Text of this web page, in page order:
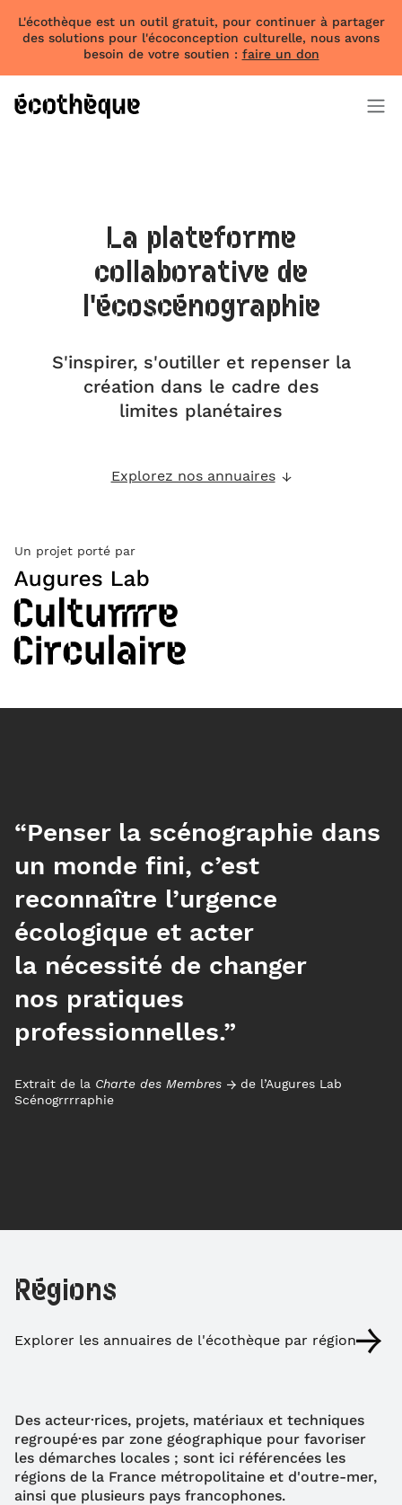
L'écothèque est un outil gratuit, pour continuer à partager
des solutions pour l'écoconception culturelle, nous avons
besoin de votre soutien : faire un don
La plateforme
collaborative de
l'écoscénographie
S'inspirer, s'outiller et repenser la
création dans le cadre des
limites planétaires
Explorez nos annuaires
Un projet porté par
“Penser la scénographie dans
un monde fini, c’est
reconnaître l’urgence
écologique et acter
la nécessité de changer
nos pratiques
professionnelles.”
Extrait de la Charte des Membres
de l’Augures Lab
Scénogrrrraphie
Régions
Explorer les annuaires de l'écothèque par région
Des acteur·rices, projets, matériaux et techniques
regroupé·es par zone géographique pour favoriser
les démarches locales ; sont ici référencées les
régions de la France métropolitaine et d'outre-mer,
ainsi que plusieurs pays francophones.